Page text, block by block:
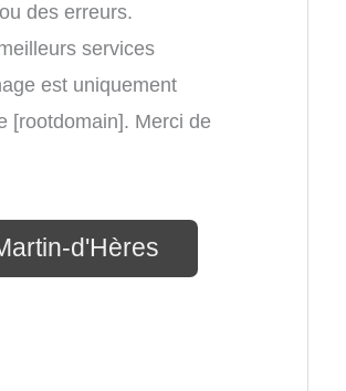
des erreurs.
services
est uniquement
[rootdomain]. Merci de
d'Hères